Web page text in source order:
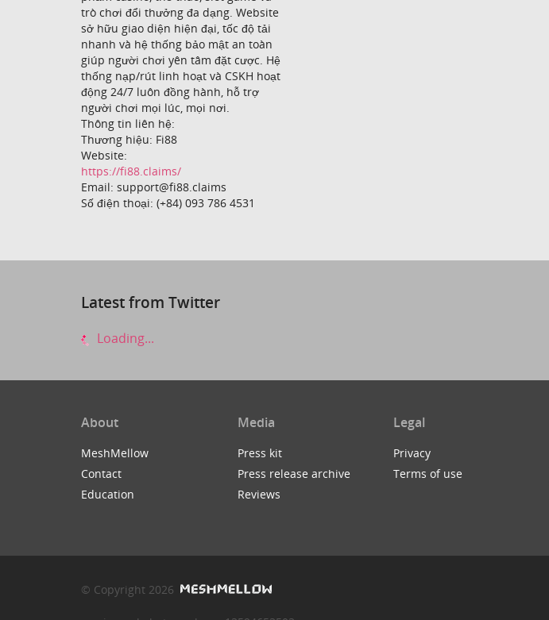
trò chơi đổi thưởng đa dạng. Website
sở hữu giao diện hiện đại, tốc độ tải
nhanh và hệ thống bảo mật an toàn
giúp người chơi yên tâm đặt cược. Hệ
thống nạp/rút linh hoạt và CSKH hoạt
động 24/7 luôn đồng hành, hỗ trợ
người chơi mọi lúc, mọi nơi.
Thông tin liên hệ:
Thương hiệu: Fi88
Website:
https://fi88.claims/
Email: support@fi88.claims
Số điện thoại: (+84) 093 786 4531
Latest from Twitter
Loading...
About
MeshMellow
Contact
Education
Media
Press kit
Press release archive
Reviews
Legal
Privacy
Terms of use
© Copyright 2026